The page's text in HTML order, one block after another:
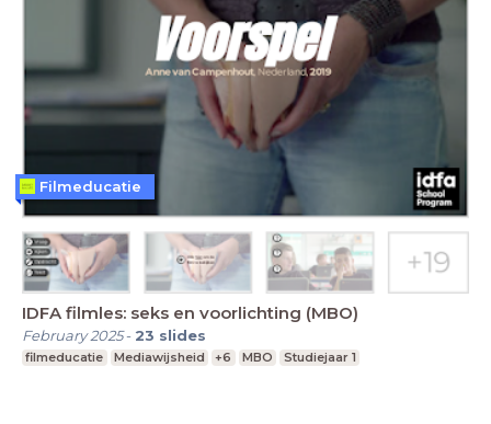
IDFA filmles: seks en voorlichting (MBO)
February 2025- 23 slides
filmeducatie Mediawijsheid +6 MBO Studiejaar 1
Filmeducatie